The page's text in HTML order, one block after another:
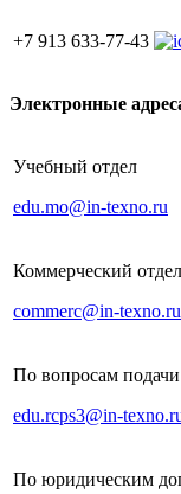
+7 913 633-77-43
Электронные
Учебный отдел
edu.mo@in-texno.ru
Коммерческий отдел
commerc@in-texno.ru
По вопросам
edu.rcps3@in-
По юридическим